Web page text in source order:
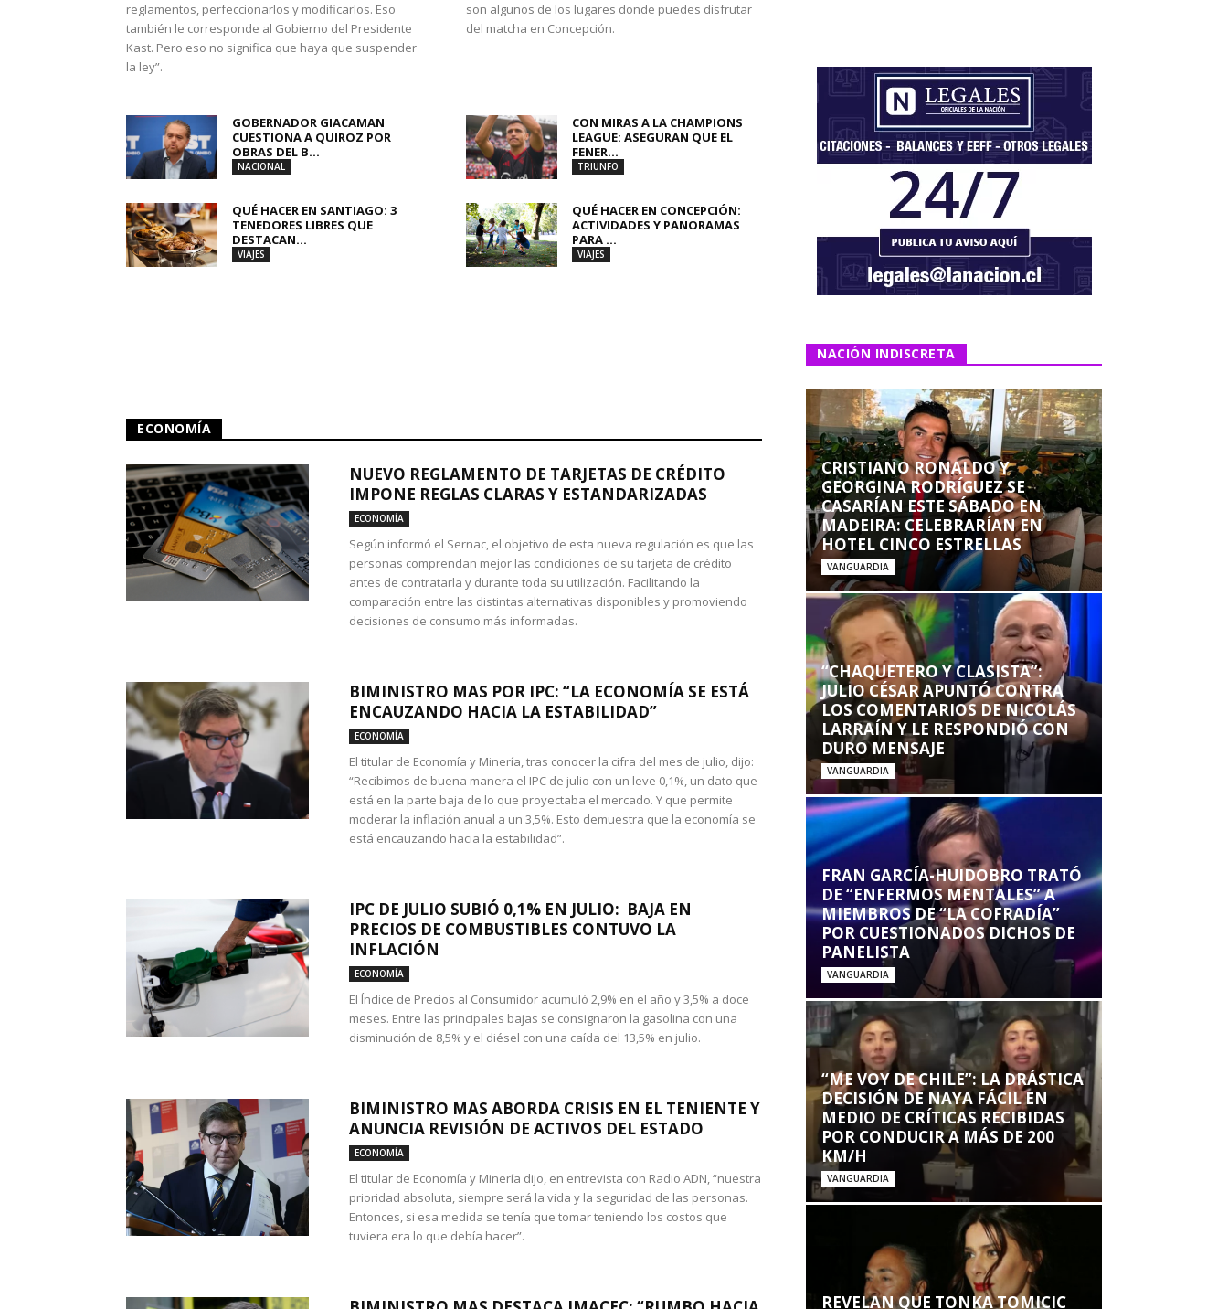
reglamentos, perfeccionarlos y modificarlos. Eso
también le corresponde al Gobierno del Presidente
Kast. Pero eso no significa que haya que suspender
la ley”.
son algunos de los lugares donde puedes disfrutar
del matcha en Concepción.
GOBERNADOR GIACAMAN
CUESTIONA A QUIROZ POR
OBRAS DEL B...
NACIONAL
CON MIRAS A LA CHAMPIONS
LEAGUE: ASEGURAN QUE EL
FENER...
TRIUNFO
QUÉ HACER EN SANTIAGO: 3
TENEDORES LIBRES QUE
DESTACAN...
VIAJES
QUÉ HACER EN CONCEPCIÓN:
ACTIVIDADES Y PANORAMAS
PARA ...
VIAJES
ECONOMÍA
NUEVO REGLAMENTO DE TARJETAS DE CRÉDITO
IMPONE REGLAS CLARAS Y ESTANDARIZADAS
ECONOMÍA
Según informó el Sernac, el objetivo de esta nueva regulación es que las
personas comprendan mejor las condiciones de su tarjeta de crédito
antes de contratarla y durante toda su utilización. Facilitando la
comparación entre las distintas alternativas disponibles y promoviendo
decisiones de consumo más informadas.
BIMINISTRO MAS POR IPC: “LA ECONOMÍA SE ESTÁ
ENCAUZANDO HACIA LA ESTABILIDAD”
ECONOMÍA
El titular de Economía y Minería, tras conocer la cifra del mes de julio, dijo:
“Recibimos de buena manera el IPC de julio con un leve 0,1%, un dato que
está en la parte baja de lo que proyectaba el mercado. Y que permite
moderar la inflación anual a un 3,5%. Esto demuestra que la economía se
está encauzando hacia la estabilidad”.
IPC DE JULIO SUBIÓ 0,1% EN JULIO: BAJA EN
PRECIOS DE COMBUSTIBLES CONTUVO LA
INFLACIÓN
ECONOMÍA
El Índice de Precios al Consumidor acumuló 2,9% en el año y 3,5% a doce
meses. Entre las principales bajas se consignaron la gasolina con una
disminución de 8,5% y el diésel con una caída del 13,5% en julio.
BIMINISTRO MAS ABORDA CRISIS EN EL TENIENTE Y
ANUNCIA REVISIÓN DE ACTIVOS DEL ESTADO
ECONOMÍA
El titular de Economía y Minería dijo, en entrevista con Radio ADN, “nuestra
prioridad absoluta, siempre será la vida y la seguridad de las personas.
Entonces, si esa medida se tenía que tomar teniendo los costos que
tuviera era lo que debía hacer”.
NACIÓN INDISCRETA
CRISTIANO RONALDO Y
GEORGINA RODRÍGUEZ SE
CASARÍAN ESTE SÁBADO EN
MADEIRA: CELEBRARÍAN EN
HOTEL CINCO ESTRELLAS
VANGUARDIA
“CHAQUETERO Y CLASISTA”:
JULIO CÉSAR APUNTÓ CONTRA
LOS COMENTARIOS DE NICOLÁS
LARRAÍN Y LE RESPONDIÓ CON
DURO MENSAJE
VANGUARDIA
FRAN GARCÍA-HUIDOBRO TRATÓ
DE “ENFERMOS MENTALES” A
MIEMBROS DE “LA COFRADÍA”
POR CUESTIONADOS DICHOS DE
PANELISTA
VANGUARDIA
“ME VOY DE CHILE”: LA DRÁSTICA
DECISIÓN DE NAYA FÁCIL EN
MEDIO DE CRÍTICAS RECIBIDAS
POR CONDUCIR A MÁS DE 200
KM/H
VANGUARDIA
REVELAN QUE TONKA TOMICIC